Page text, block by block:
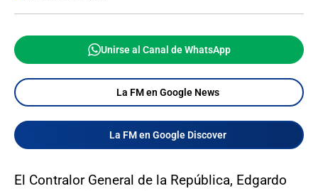
Unirse al Canal de WhatsApp
La FM en Google News
La FM en Google Discover
El Contralor General de la República, Edgardo